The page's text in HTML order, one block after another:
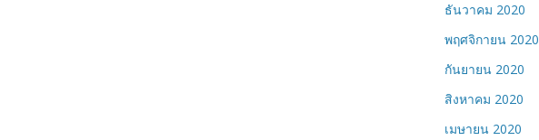
ธันวาคม 2020
พฤศจิกายน 2020
กันยายน 2020
สิงหาคม 2020
เมษายน 2020